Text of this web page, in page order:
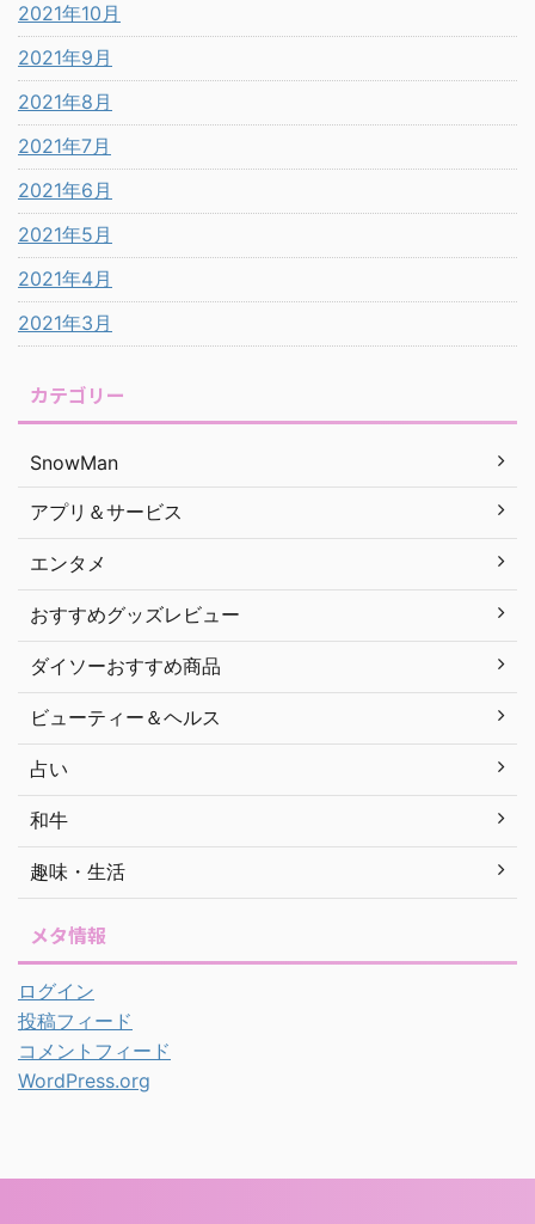
2021年10月
2021年9月
2021年8月
2021年7月
2021年6月
2021年5月
2021年4月
2021年3月
カテゴリー
SnowMan
アプリ＆サービス
エンタメ
おすすめグッズレビュー
ダイソーおすすめ商品
ビューティー＆ヘルス
占い
和牛
趣味・生活
メタ情報
ログイン
投稿フィード
コメントフィード
WordPress.org